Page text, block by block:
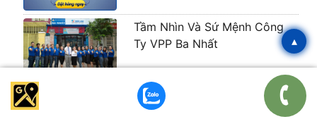
Tầm Nhìn Và Sứ Mệnh Công
Ty VPP Ba Nhất
Giá băng keo đục sỉ tại kho ưu
đãi mới nhất 2026
▴